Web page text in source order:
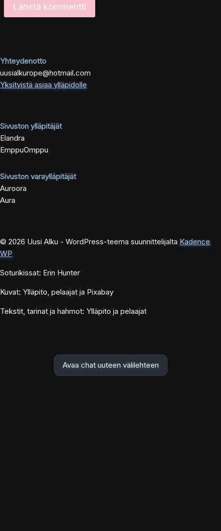
Yhteydenotto
uusialkurope@hotmail.com
Yksityistä asiaa ylläpidolle
Sivuston ylläpitäjät
Elandra
EmppuOmppu
Sivuston varaylläpitäjät
Auroora
Aura
© 2026 Uusi Alku - WordPress-teema suunnittelijalta Kadence
WP
Soturikissat: Erin Hunter
Kuvat: Ylläpito, pelaajat ja Pixabay
Tekstit, tarinat ja hahmot: Ylläpito ja pelaajat
Avaa chat uuteen välilehteen